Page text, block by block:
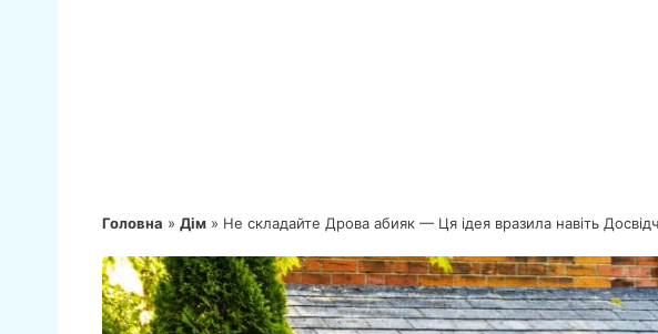
Головна » Дім » Не складайте Дрова абияк — Ця ідея вразила навіть